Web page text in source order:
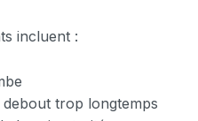
incluent :
trop longtemps